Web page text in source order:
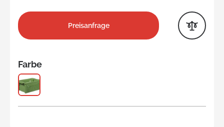
Preisanfrage
Farbe